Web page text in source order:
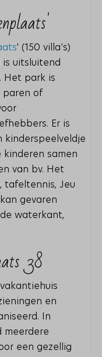
' (150 villa’s)
uitsluitend
Het park is
paren of
Er is
kinderspeelveldje
kinderen samen
van bv. Het
tafeltennis, Jeu
gevaren
waterkant,
38
en
In
meerdere
een gezellig